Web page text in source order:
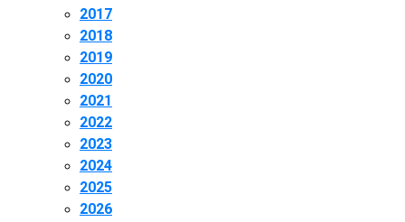
2017
2018
2019
2020
2021
2022
2023
2024
2025
2026